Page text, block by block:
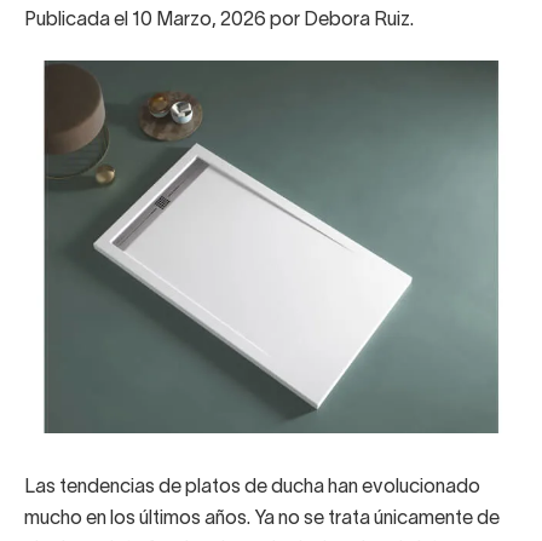
Publicada el 10 Marzo, 2026 por Debora Ruiz.
Las tendencias de platos de ducha han evolucionado
mucho en los últimos años. Ya no se trata únicamente de